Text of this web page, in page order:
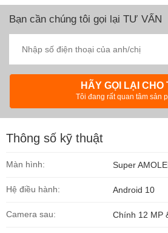
Bạn cần chúng tôi gọi lại TƯ VẤN
HÃY GỌI LẠI CHO
Tôi đang rất quan tâm sản
Thông số kỹ thuật
Màn hình: Super
Hệ điều hành: Android 10
Camera sau: Chính 12 MP